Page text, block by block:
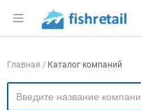
Раздел
Навигация по
Главная Каталог компаний